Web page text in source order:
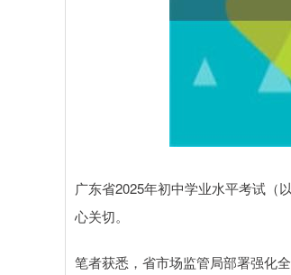
广东省2025年初中学业水平考试（
心关切。
笔者获悉，省市场监管局部署强化